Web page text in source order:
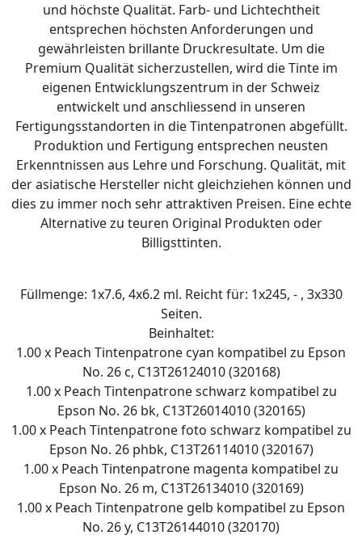
und höchste Qualität. Farb- und Lichtechtheit
entsprechen höchsten Anforderungen und
gewährleisten brillante Druckresultate. Um die
Premium Qualität sicherzustellen, wird die Tinte im
eigenen Entwicklungszentrum in der Schweiz
entwickelt und anschliessend in unseren
Fertigungsstandorten in die Tintenpatronen abgefüllt.
Produktion und Fertigung entsprechen neusten
Erkenntnissen aus Lehre und Forschung. Qualität, mit
der asiatische Hersteller nicht gleichziehen können und
dies zu immer noch sehr attraktiven Preisen. Eine echte
Alternative zu teuren Original Produkten oder
Billigsttinten.
Füllmenge: 1x7.6, 4x6.2 ml. Reicht für: 1x245, - , 3x330
Seiten.
Beinhaltet:
1.00 x Peach Tintenpatrone cyan kompatibel zu Epson
No. 26 c, C13T26124010 (320168)
1.00 x Peach Tintenpatrone schwarz kompatibel zu
Epson No. 26 bk, C13T26014010 (320165)
1.00 x Peach Tintenpatrone foto schwarz kompatibel zu
Epson No. 26 phbk, C13T26114010 (320167)
1.00 x Peach Tintenpatrone magenta kompatibel zu
Epson No. 26 m, C13T26134010 (320169)
1.00 x Peach Tintenpatrone gelb kompatibel zu Epson
No. 26 y, C13T26144010 (320170)